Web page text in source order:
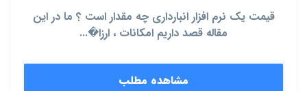
قیمت یک نرم افزار انبارداری چه مقدار است ؟ ما در این
مقاله قصد داریم امکانات ، ارزا�...
مشاهده مطلب